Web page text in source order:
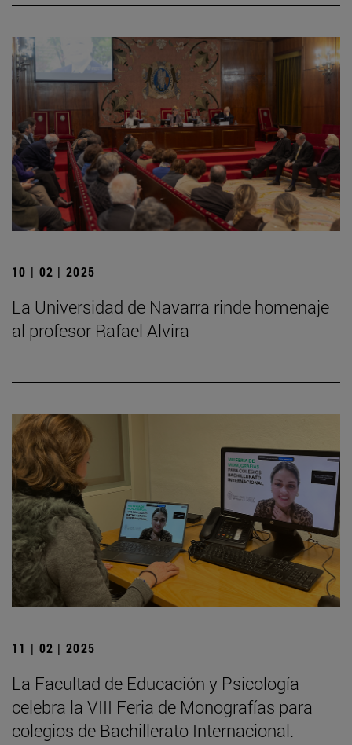
10 | 02 | 2025
La Universidad de Navarra rinde homenaje
al profesor Rafael Alvira
11 | 02 | 2025
La Facultad de Educación y Psicología
celebra la VIII Feria de Monografías para
colegios de Bachillerato Internacional.